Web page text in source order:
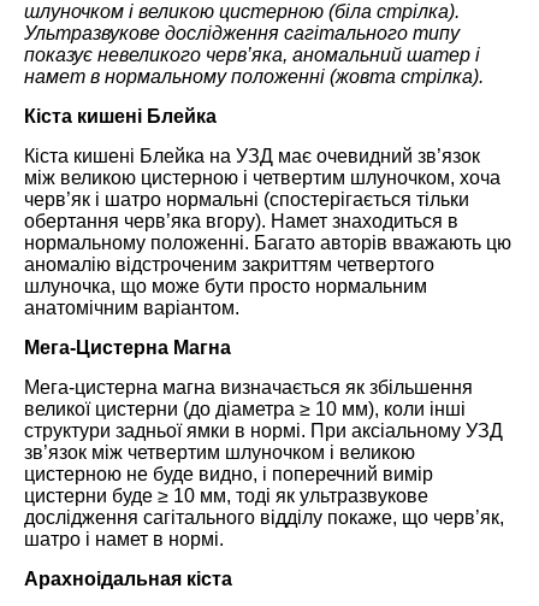
шлуночком і великою цистерною (біла стрілка).
Ультразвукове дослідження сагітального типу
показує невеликого черв’яка, аномальний шатер і
намет в нормальному положенні (жовта стрілка).
Кіста кишені Блейка
Кіста кишені Блейка на УЗД має очевидний зв’язок
між великою цистерною і четвертим шлуночком, хоча
черв’як і шатро нормальні (спостерігається тільки
обертання черв’яка вгору). Намет знаходиться в
нормальному положенні. Багато авторів вважають цю
аномалію відстроченим закриттям четвертого
шлуночка, що може бути просто нормальним
анатомічним варіантом.
Мега-Цистерна Магна
Мега-цистерна магна визначається як збільшення
великої цистерни (до діаметра ≥ 10 мм), коли інші
структури задньої ямки в нормі. При аксіальному УЗД
зв’язок між четвертим шлуночком і великою
цистерною не буде видно, і поперечний вимір
цистерни буде ≥ 10 мм, тоді як ультразвукове
дослідження сагітального відділу покаже, що черв’як,
шатро і намет в нормі.
Арахноідальная кіста